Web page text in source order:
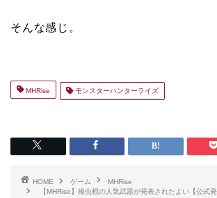
そんな感じ。
MHRise モンスターハンターライズ
HOME ゲーム
MHRise
【MHRise】操虫棍の人気武器が発表されたよい【公式発